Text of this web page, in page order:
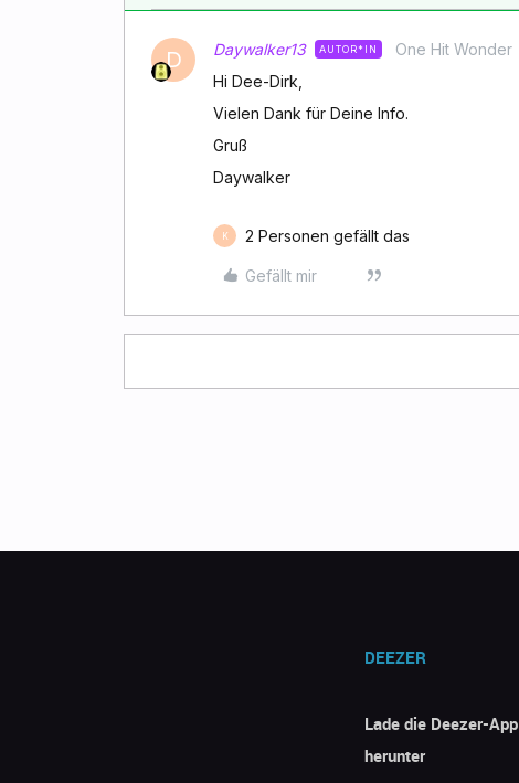
D Daywalker13 AUTOR*IN One Hit Wonder
Hi Dee-Dirk,
Vielen Dank für Deine Info.
Gruß
Daywalker
K 2 Personen gefällt das
Gefällt mir
DEEZER
Lade die Deezer-App
herunter